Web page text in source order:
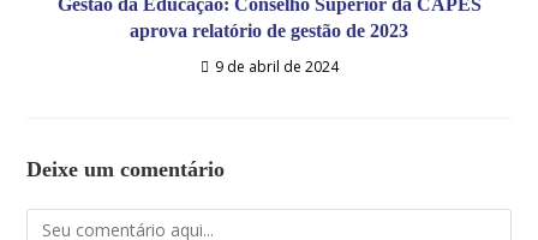
Gestão da Educação: Conselho Superior da CAPES
aprova relatório de gestão de 2023
9 de abril de 2024
Deixe um comentário